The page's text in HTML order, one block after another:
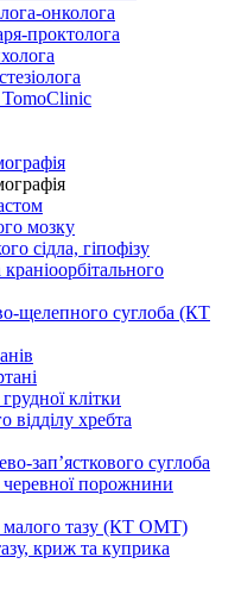
онколога
проктолога
мозку
сідла, гіпофізу
щелепного суглоба (КТ
клітки
відділу хребта
зап’ясткового суглоба
порожнини
малого тазу (КТ ОМТ)
криж та куприка